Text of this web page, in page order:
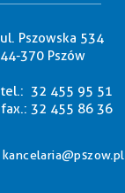
ul. Pszowska 534
44-370 Pszów
tel.: 32 455 95 51
fax.: 32 455 86 36
kancelaria@pszow.pl